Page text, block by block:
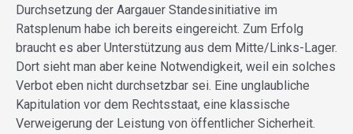
Durchsetzung der Aargauer Standesinitiative im
Ratsplenum habe ich bereits eingereicht. Zum Erfolg
braucht es aber Unterstützung aus dem Mitte/Links-Lager.
Dort sieht man aber keine Notwendigkeit, weil ein solches
Verbot eben nicht durchsetzbar sei. Eine unglaubliche
Kapitulation vor dem Rechtsstaat, eine klassische
Verweigerung der Leistung von öffentlicher Sicherheit.